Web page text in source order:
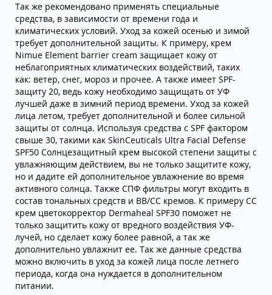
Так же рекомендовано применять специальные
средства, в зависимости от времени года и
климатических условий. Уход за кожей осенью и зимой
требует дополнительной защиты. К примеру, крем
Nimue Element barrier cream защищает кожу от
неблагоприятных климатических воздействий, таких
как: ветер, снег, мороз и прочее. А также имеет SPF-
защиту 20, ведь кожу необходимо защищать от УФ
лучшей даже в зимний период времени. Уход за кожей
лица летом, требует дополнительной и более сильной
защиты от солнца. Используя средства с SPF фактором
свыше 30, такими как SkinCeuticals Ultra Facial Defense
SPF50 Солнцезащитный крем высокой степени защиты с
увлажняющим действием, вы не только защитите кожу,
но и дадите ей дополнительное увлажнение во время
активного солнца. Также СПФ фильтры могут входить в
состав тональных средств и BB/CC кремов. К примеру СС
крем цветокорректор Dermaheal SPF30 поможет не
только защитить кожу от вредного воздействия УФ-
лучей, но сделает кожу более равной, а так же
дополнительно увлажнит ее. Так же данные средства
можно включить в уход за кожей лица после летнего
периода, когда она нуждается в дополнительном
питании.